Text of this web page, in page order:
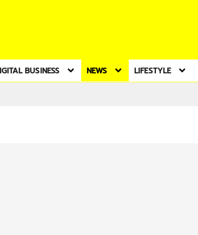
BUSINESS NEWS LIFESTYLE